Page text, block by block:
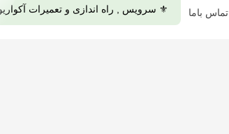
تماس باما ⚜️ سرویس , راه اندازی و تعمیرات